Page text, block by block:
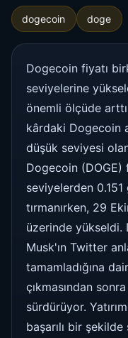
dogecoin doge
Dogecoin fiyatı
seviyelerine
önemli ölçüde
kârdaki Dogecoin
düşük seviyesi
Dogecoin (DOGE)
seviyelerden
tırmanırken, 29
üzerinde yükseldi.
Musk'ın Twitter
tamamladığına
çıkmasından
sürdürüyor.
başarılı bir şekilde